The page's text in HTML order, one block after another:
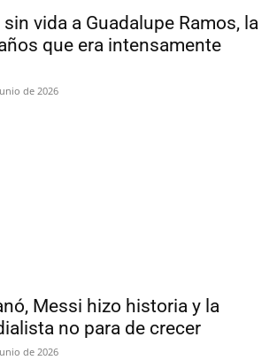
vida a Guadalupe Ramos, la
que era intensamente
de 2026
Messi hizo historia y la
no para de crecer
de 2026